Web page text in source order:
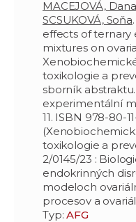
MACEJOVÁ, Dana
SCSUKOVÁ, Soňa
effects of
mixtures on
toxikologie a
sborník abstraktu.
experimentální
11. ISBN 978-80-
toxikologie a
2/0145/23 :
endokrinných
modeloch
procesov a
Typ:AFG